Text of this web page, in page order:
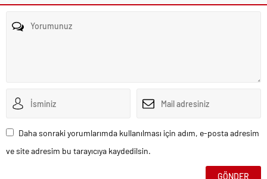
Daha sonraki yorumlarımda kullanılması için adım, e-posta adresim
ve site adresim bu tarayıcıya kaydedilsin.